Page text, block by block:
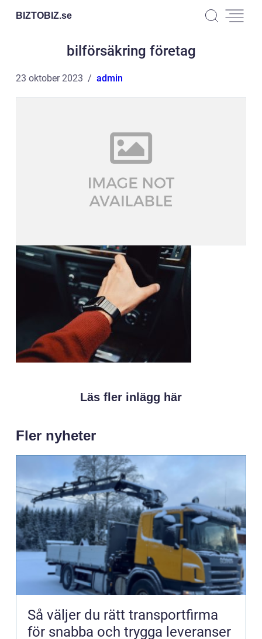
BIZTOBIZ.se
bilförsäkring företag
23 oktober 2023 admin
Läs fler inlägg här
Fler nyheter
Så väljer du rätt transportfirma
för snabba och trygga leveranser